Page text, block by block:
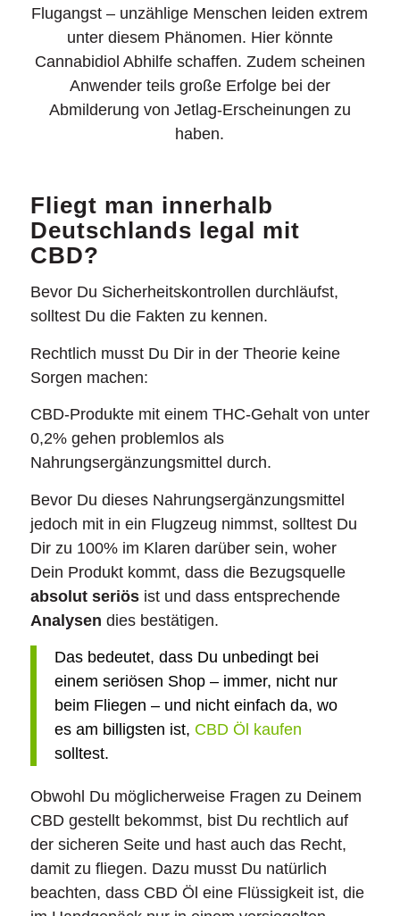
Flugangst – unzählige Menschen leiden extrem
unter diesem Phänomen. Hier könnte
Cannabidiol Abhilfe schaffen. Zudem scheinen
Anwender teils große Erfolge bei der
Abmilderung von Jetlag-Erscheinungen zu
haben.
Fliegt man innerhalb
Deutschlands legal mit
CBD?
Bevor Du Sicherheitskontrollen durchläufst,
solltest Du die Fakten zu kennen.
Rechtlich musst Du Dir in der Theorie keine
Sorgen machen:
CBD-Produkte mit einem THC-Gehalt von unter
0,2% gehen problemlos als
Nahrungsergänzungsmittel durch.
Bevor Du dieses Nahrungsergänzungsmittel
jedoch mit in ein Flugzeug nimmst, solltest Du
Dir zu 100% im Klaren darüber sein, woher
Dein Produkt kommt, dass die Bezugsquelle
absolut seriösist und dass entsprechende
Analysen dies bestätigen.
Das bedeutet, dass Du unbedingt bei
einem seriösen Shop – immer, nicht nur
beim Fliegen – und nicht einfach da, wo
es am billigsten ist, CBD Öl kaufen
solltest.
Obwohl Du möglicherweise Fragen zu Deinem
CBD gestellt bekommst, bist Du rechtlich auf
der sicheren Seite und hast auch das Recht,
damit zu fliegen. Dazu musst Du natürlich
beachten, dass CBD Öl eine Flüssigkeit ist, die